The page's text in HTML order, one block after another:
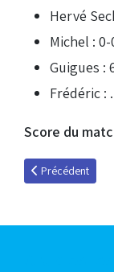
Hervé
Michel : 0-
Guigues :
Frédéric :
Score du
Article précédent
Précédent